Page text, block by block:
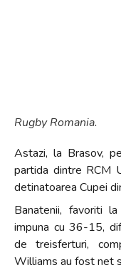
Rugby Romania.
Astazi, la Brasov,
partida dintre RCM
detinatoarea Cupei
Banatenii, favoriti
impuna cu 36-15,
de treisferturi,
Williams au fost net